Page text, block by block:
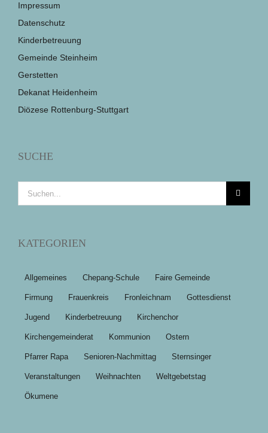
Impressum
Datenschutz
Kinderbetreuung
Gemeinde Steinheim
Gerstetten
Dekanat Heidenheim
Diözese Rottenburg-Stuttgart
SUCHE
Suche
nach:
KATEGORIEN
Allgemeines Chepang-Schule Faire Gemeinde
Firmung Frauenkreis Fronleichnam Gottesdienst
Jugend Kinderbetreuung Kirchenchor
Kirchengemeinderat Kommunion Ostern
Pfarrer Rapa Senioren-Nachmittag Sternsinger
Veranstaltungen Weihnachten Weltgebetstag
Ökumene